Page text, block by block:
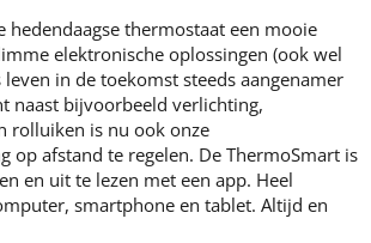
hedendaagse thermostaat een mooie
elektronische oplossingen (ook wel
leven in de toekomst steeds aangenamer
naast bijvoorbeeld verlichting,
rolluiken is nu ook onze
op afstand te regelen. De ThermoSmart is
en uit te lezen met een app. Heel
smartphone en tablet. Altijd en